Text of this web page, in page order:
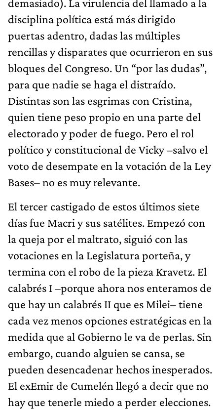
disciplina política está más dirigido
puertas adentro, dadas las múltiples
rencillas y disparates que ocurrieron en sus
bloques del Congreso. Un “por las dudas”,
para que nadie se haga el distraído.
Distintas son las esgrimas con Cristina,
quien tiene peso propio en una parte del
electorado y poder de fuego. Pero el rol
político y constitucional de Vicky –salvo el
voto de desempate en la votación de la Ley
Bases– no es muy relevante.
El tercer castigado de estos últimos siete
días fue Macri y sus satélites. Empezó con
la queja por el maltrato, siguió con las
votaciones en la Legislatura porteña, y
termina con el robo de la pieza Kravetz. El
calabrés I –porque ahora nos enteramos de
que hay un calabrés II que es Milei– tiene
cada vez menos opciones estratégicas en la
medida que al Gobierno le va de perlas. Sin
embargo, cuando alguien se cansa, se
pueden desencadenar hechos inesperados.
El exEmir de Cumelén llegó a decir que no
hay que tenerle miedo a perder elecciones.